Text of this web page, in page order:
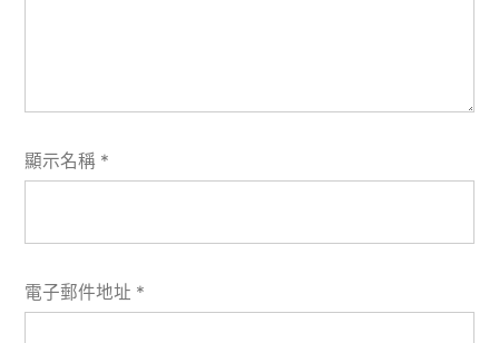
顯示名稱 *
電子郵件地址 *